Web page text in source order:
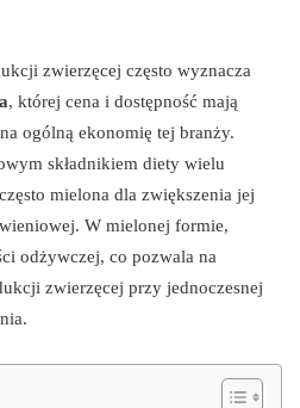
zwierzęcej często wyznacza
, której cena i dostępność mają
ogólną ekonomię tej branży.
składnikiem diety wielu
mielona dla zwiększenia jej
W mielonej formie,
odżywczej, co pozwala na
zwierzęcej przy jednoczesnej